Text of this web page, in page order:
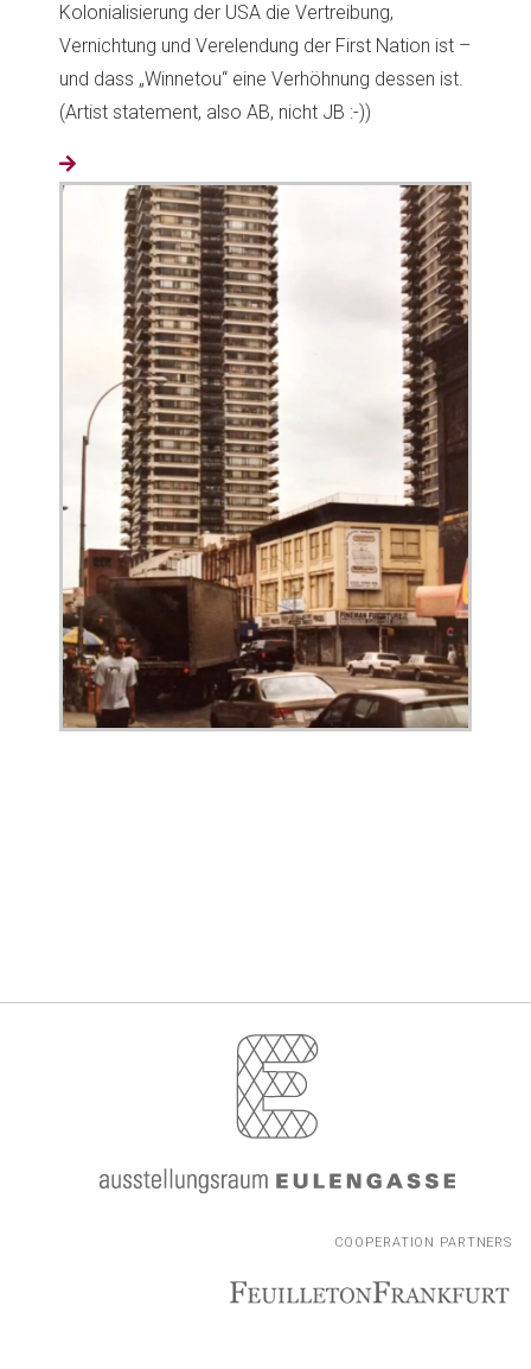
Kolonialisierung der USA die Vertreibung,
Vernichtung und Verelendung der First Nation ist –
und dass „Winnetou“ eine Verhöhnung dessen ist.
(Artist statement, also AB, nicht JB :-))
COOPERATION PARTNERS